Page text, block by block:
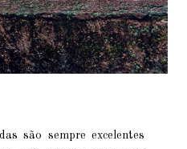
são sempre excelentes